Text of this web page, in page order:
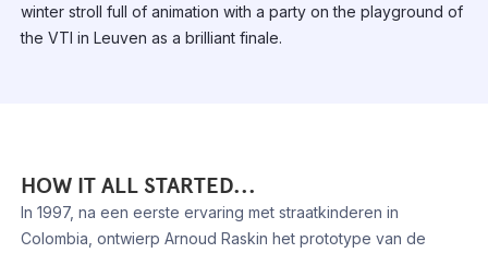
winter stroll full of animation with a party on the playground of
the VTI in Leuven as a brilliant finale.
HOW IT ALL STARTED...
In 1997, na een eerste ervaring met straatkinderen in
Colombia, ontwierp Arnoud Raskin het prototype van de